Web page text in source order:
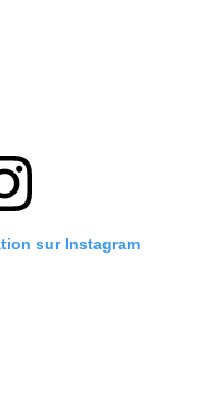
sur Instagram